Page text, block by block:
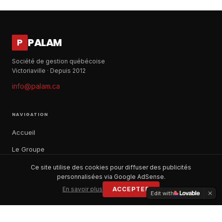
P PALAM
Société de gestion québécoise
Victoriaville · Depuis 2012
info@palam.ca
NAVIGATION
Accueil
Le Groupe
Notre histoire
Ce site utilise des cookies pour diffuser des publicités
personnalisées via Google AdSense.
En savoir plus
ACCEPTER
Edit with